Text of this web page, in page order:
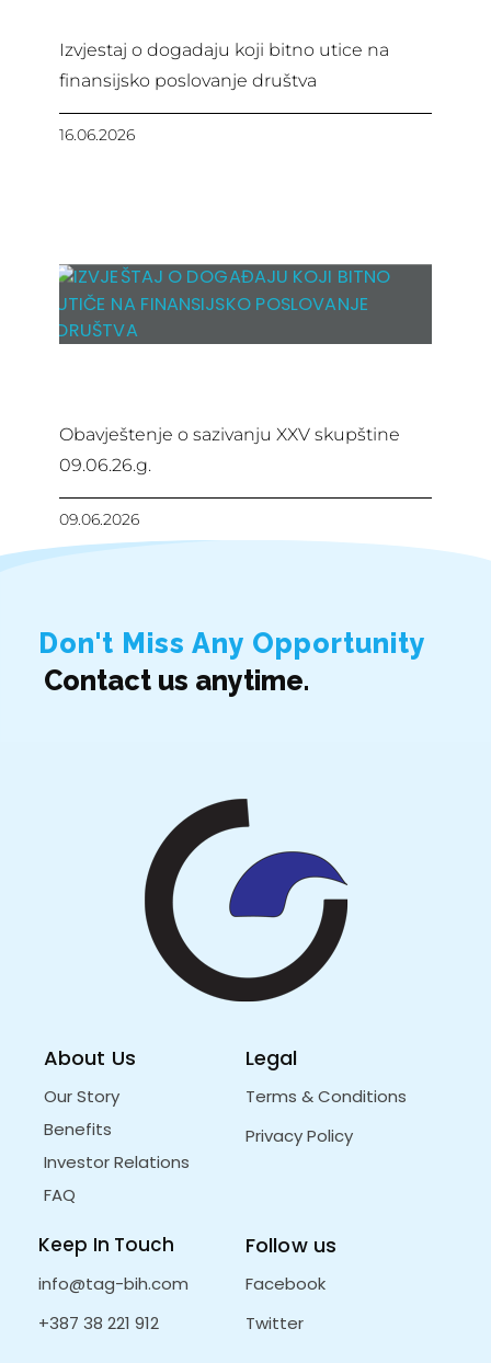
Izvjestaj o dogadaju koji bitno utice na
finansijsko poslovanje društva
16.06.2026
Obavještenje o sazivanju XXV skupštine
09.06.26.g.
09.06.2026
Don't Miss Any Opportunity
Contact us anytime.
About Us
Our Story
Benefits
Investor Relations
FAQ
Legal
Terms & Conditions
Privacy Policy
Keep In Touch
info@tag-bih.com
+387 38 221 912
Follow us
Facebook
Twitter